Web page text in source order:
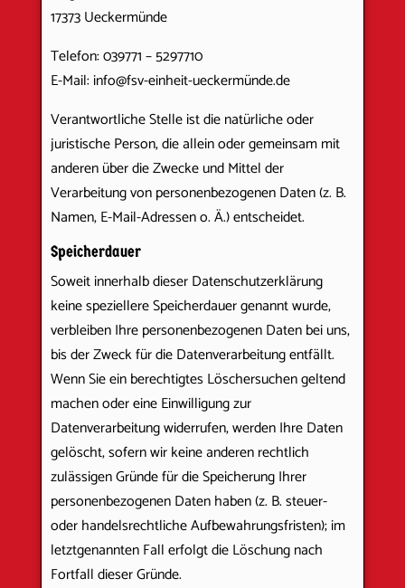
17373 Ueckermünde
Telefon: 039771 – 5297710
E-Mail: info@fsv-einheit-ueckermünde.de
Verantwortliche Stelle ist die natürliche oder
juristische Person, die allein oder gemeinsam mit
anderen über die Zwecke und Mittel der
Verarbeitung von personenbezogenen Daten (z. B.
Namen, E-Mail-Adressen o. Ä.) entscheidet.
Speicherdauer
Soweit innerhalb dieser Datenschutzerklärung
keine speziellere Speicherdauer genannt wurde,
verbleiben Ihre personenbezogenen Daten bei uns,
bis der Zweck für die Datenverarbeitung entfällt.
Wenn Sie ein berechtigtes Löschersuchen geltend
machen oder eine Einwilligung zur
Datenverarbeitung widerrufen, werden Ihre Daten
gelöscht, sofern wir keine anderen rechtlich
zulässigen Gründe für die Speicherung Ihrer
personenbezogenen Daten haben (z. B. steuer-
oder handelsrechtliche Aufbewahrungsfristen); im
letztgenannten Fall erfolgt die Löschung nach
Fortfall dieser Gründe.